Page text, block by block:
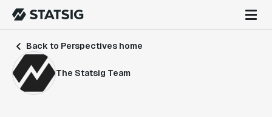
Back to Perspectives home
The Statsig Team